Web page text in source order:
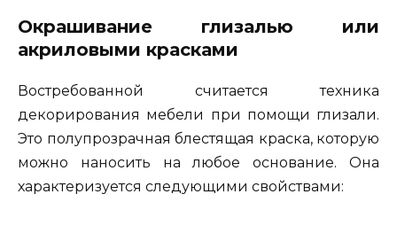
Окрашивание глизалью или
акриловыми красками
Востребованной считается техника
декорирования мебели при помощи глизали.
Это полупрозрачная блестящая краска, которую
можно наносить на любое основание. Она
характеризуется следующими свойствами: